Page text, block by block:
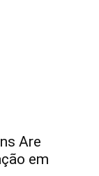
Are
em